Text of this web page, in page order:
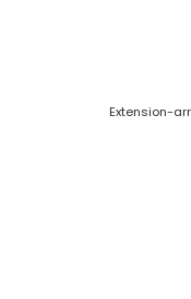
Extension-